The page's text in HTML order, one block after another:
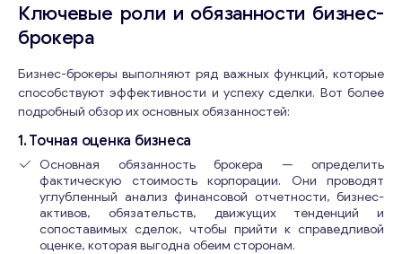
Ключевые роли и обязанности бизнес-
брокера
Бизнес-брокеры выполняют ряд важных функций, которые
способствуют эффективности и успеху сделки. Вот более
подробный обзор их основных обязанностей:
1. Точная оценка бизнеса
Основная обязанность брокера — определить
фактическую стоимость корпорации. Они проводят
углубленный анализ финансовой отчетности, бизнес-
активов, обязательств, движущих тенденций и
сопоставимых сделок, чтобы прийти к справедливой
оценке, которая выгодна обеим сторонам.